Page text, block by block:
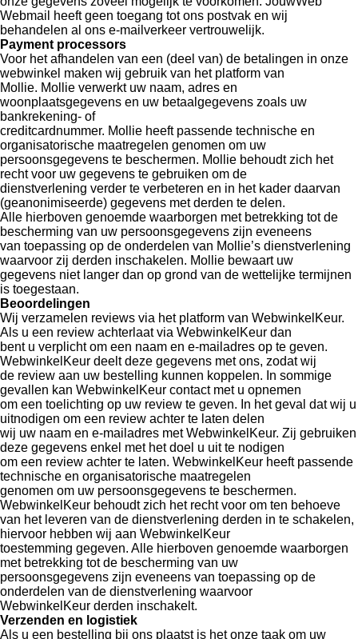
Webmail heeft geen toegang tot ons postvak en wij
behandelen al ons e-mailverkeer vertrouwelijk.
Payment processors
Voor het afhandelen van een (deel van) de betalingen in onze
webwinkel maken wij gebruik van het platform van
Mollie. Mollie verwerkt uw naam, adres en
woonplaatsgegevens en uw betaalgegevens zoals uw
bankrekening- of
creditcardnummer. Mollie heeft passende technische en
organisatorische maatregelen genomen om uw
persoonsgegevens te beschermen. Mollie behoudt zich het
recht voor uw gegevens te gebruiken om de
dienstverlening verder te verbeteren en in het kader daarvan
(geanonimiseerde) gegevens met derden te delen.
Alle hierboven genoemde waarborgen met betrekking tot de
bescherming van uw persoonsgegevens zijn eveneens
van toepassing op de onderdelen van Mollie’s dienstverlening
waarvoor zij derden inschakelen. Mollie bewaart uw
gegevens niet langer dan op grond van de wettelijke termijnen
is toegestaan.
Beoordelingen
Wij verzamelen reviews via het platform van WebwinkelKeur.
Als u een review achterlaat via WebwinkelKeur dan
bent u verplicht om een naam en e-mailadres op te geven.
WebwinkelKeur deelt deze gegevens met ons, zodat wij
de review aan uw bestelling kunnen koppelen. In sommige
gevallen kan WebwinkelKeur contact met u opnemen
om een toelichting op uw review te geven. In het geval dat wij u
uitnodigen om een review achter te laten delen
wij uw naam en e-mailadres met WebwinkelKeur. Zij gebruiken
deze gegevens enkel met het doel u uit te nodigen
om een review achter te laten. WebwinkelKeur heeft passende
technische en organisatorische maatregelen
genomen om uw persoonsgegevens te beschermen.
WebwinkelKeur behoudt zich het recht voor om ten behoeve
van het leveren van de dienstverlening derden in te schakelen,
hiervoor hebben wij aan WebwinkelKeur
toestemming gegeven. Alle hierboven genoemde waarborgen
met betrekking tot de bescherming van uw
persoonsgegevens zijn eveneens van toepassing op de
onderdelen van de dienstverlening waarvoor
WebwinkelKeur derden inschakelt.
Verzenden en logistiek
Als u een bestelling bij ons plaatst is het onze taak om uw